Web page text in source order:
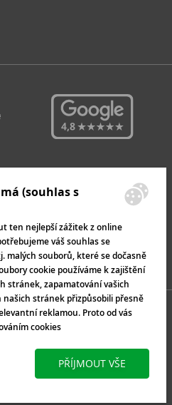
(souhlas s
ten nejlepší zážitek z online
váš souhlas se
malých souborů, které se dočasně
cookie používáme k zajištění
stránek, zapamatování vašich
našich stránek přizpůsobili přesně
reklamou. Proto od vás
cookies
PŘÍJMOUT VŠE